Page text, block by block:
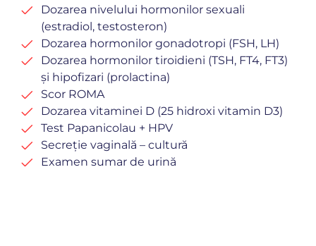
Dozarea nivelului hormonilor sexuali
(estradiol, testosteron)
Dozarea hormonilor gonadotropi (FSH, LH)
Dozarea hormonilor tiroidieni (TSH, FT4, FT3)
și hipofizari (prolactina)
Scor ROMA
Dozarea vitaminei D (25 hidroxi vitamin D3)
Test Papanicolau + HPV
Secreție vaginală – cultură
Examen sumar de urină